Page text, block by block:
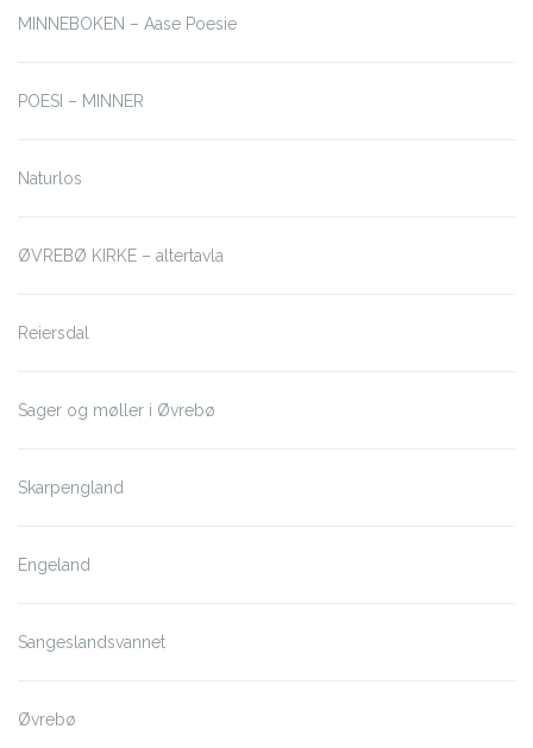
MINNEBOKEN – Aase Poesie
POESI – MINNER
Naturlos
ØVREBØ KIRKE – altertavla
Reiersdal
Sager og møller i Øvrebø
Skarpengland
Engeland
Sangeslandsvannet
Øvrebø